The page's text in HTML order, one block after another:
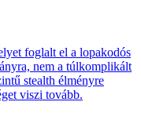
foglalt el a lopakodós
nem a túlkomplikált
stealth élményre
viszi tovább.